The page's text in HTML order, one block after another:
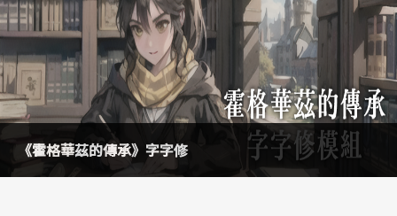
《霍格華茲的傳承》字字修